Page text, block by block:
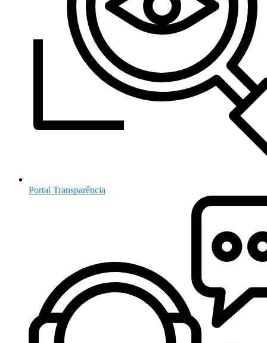
Portal Transparência